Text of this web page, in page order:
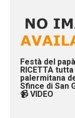
Festà del
RICETTA tutta
palermitana
Sfince di San
📹 VIDEO